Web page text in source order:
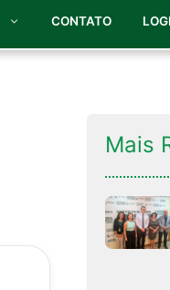
CONTATO
Mais